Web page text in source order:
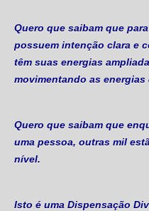
Quero que saibam que
possuem intenção clara e
têm suas energias
movimentando as energias
Quero que saibam que
uma pessoa, outras mil
nível.
Isto é uma Dispensação